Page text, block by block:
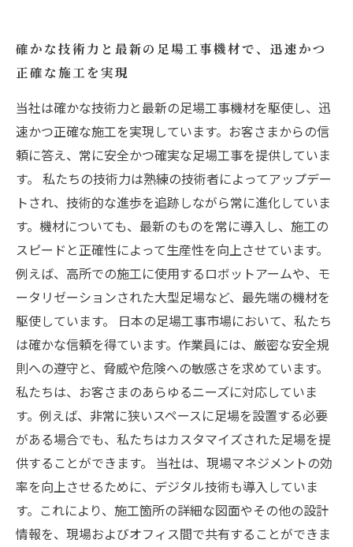
確かな技術力と最新の足場工事機材で、迅速かつ
正確な施工を実現
当社は確かな技術力と最新の足場工事機材を駆使し、迅
速かつ正確な施工を実現しています。お客さまからの信
頼に答え、常に安全かつ確実な足場工事を提供していま
す。 私たちの技術力は熟練の技術者によってアップデー
トされ、技術的な進歩を追跡しながら常に進化していま
す。機材についても、最新のものを常に導入し、施工の
スピードと正確性によって生産性を向上させています。
例えば、高所での施工に使用するロボットアームや、モ
ータリゼーションされた大型足場など、最先端の機材を
駆使しています。 日本の足場工事市場において、私たち
は確かな信頼を得ています。作業員には、厳密な安全規
則への遵守と、脅威や危険への敏感さを求めています。
私たちは、お客さまのあらゆるニーズに対応していま
す。例えば、非常に狭いスペースに足場を設置する必要
がある場合でも、私たちはカスタマイズされた足場を提
供することができます。 当社は、現場マネジメントの効
率を向上させるために、デジタル技術も導入していま
す。これにより、施工箇所の詳細な図面やその他の設計
情報を、現場およびオフィス間で共有することができま